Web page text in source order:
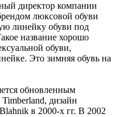
директор компании
люксовой обуви
линейку обуви под
название хорошо
обуви,
Это зимняя обувь на
обновленным
дизайн
в 2000-х гг. В 2002